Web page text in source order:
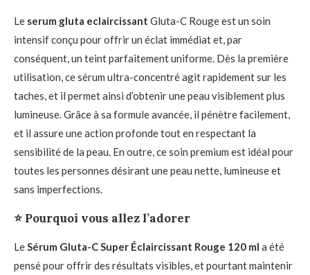
Le serum gluta eclaircissant Gluta-C Rouge est un soin
intensif conçu pour offrir un éclat immédiat et, par
conséquent, un teint parfaitement uniforme. Dès la première
utilisation, ce sérum ultra-concentré agit rapidement sur les
taches, et il permet ainsi d’obtenir une peau visiblement plus
lumineuse. Grâce à sa formule avancée, il pénètre facilement,
et il assure une action profonde tout en respectant la
sensibilité de la peau. En outre, ce soin premium est idéal pour
toutes les personnes désirant une peau nette, lumineuse et
sans imperfections.
⭐ Pourquoi vous allez l’adorer
LeSérum Gluta-C Super Éclaircissant Rouge 120 ml a été
pensé pour offrir des résultats visibles, et pourtant maintenir